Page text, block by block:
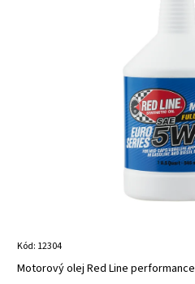
Kód: 12304
Motorový olej Red Line performance